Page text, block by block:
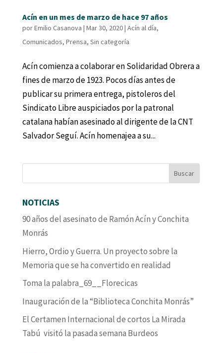
Acín en un mes de marzo de hace 97 años
porEmilio Casanova | Mar 30, 2020| Acín al día,
Comunicados, Prensa, Sin categoría
Acín comienza a colaborar en Solidaridad Obrera a
fines de marzo de 1923. Pocos días antes de
publicar su primera entrega, pistoleros del
Sindicato Libre auspiciados por la patronal
catalana habían asesinado al dirigente de la CNT
Salvador Seguí. Acín homenajea a su...
NOTICIAS
90 años del asesinato de Ramón Acín y Conchita
Monrás
Hierro, Ordio y Guerra. Un proyecto sobre la
Memoria que se ha convertido en realidad
Toma la palabra_69__Florecicas
Inauguración de la “Biblioteca Conchita Monrás”
El Certamen Internacional de cortos La Mirada
Tabú visitó la pasada semana Burdeos